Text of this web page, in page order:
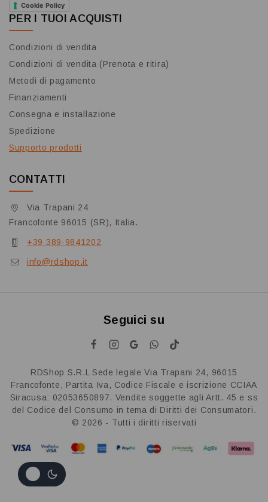
Cookie Policy
PER I TUOI ACQUISTI
Condizioni di vendita
Condizioni di vendita (Prenota e ritira)
Metodi di pagamento
Finanziamenti
Consegna e installazione
Spedizione
Supporto prodotti
CONTATTI
Via Trapani 24
Francofonte 96015 (SR), Italia.
+39 389-9841202
info@rdshop.it
Seguici su
RDShop S.R.L Sede legale Via Trapani 24, 96015
Francofonte, Partita Iva, Codice Fiscale e iscrizione CCIAA
Siracusa: 02053650897. Vendite soggette agli Artt. 45 e ss
del Codice del Consumo in tema di Diritti dei Consumatori.
© 2026 - Tutti i diritti riservati